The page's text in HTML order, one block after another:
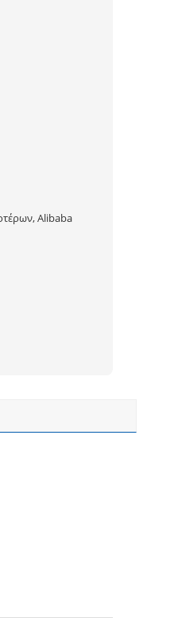
Alibaba